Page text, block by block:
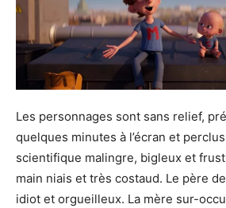
Les personnages sont sans relief,
quelques minutes à l’écran et
scientifique malingre, bigleux et
main niais et très costaud. Le père
idiot et orgueilleux. La mère sur-